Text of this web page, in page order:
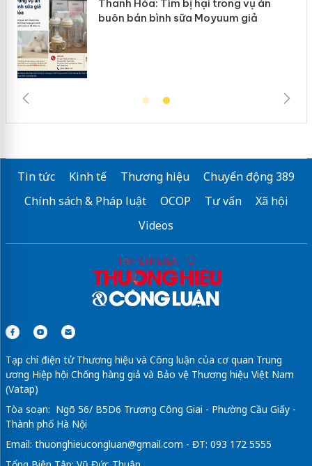
Thanh Hóa: Tìm bị hại trong vụ án
buôn bán bình sữa Moyuum giả
Tin tức Kinh tế Thương hiệu
Chuyển động 389
Chính sách & Pháp luật
OCOP Tư vấn
Xã hội
Videos
Tạp chí điện tử Thương hiệu và Công luận của cơ quan Trung
ương Hiệp hội Chống hàng giả và Bảo vệ Thương hiệu Việt Nam
(Vatap)
Tòa soạn: Ngõ 56/ B5D6 Trương Công Giai - Phường Cầu Giấy -
Thành phố Hà Nội
Email: thuonghieucongluan@gmail.com - ĐT: 093 172 5555